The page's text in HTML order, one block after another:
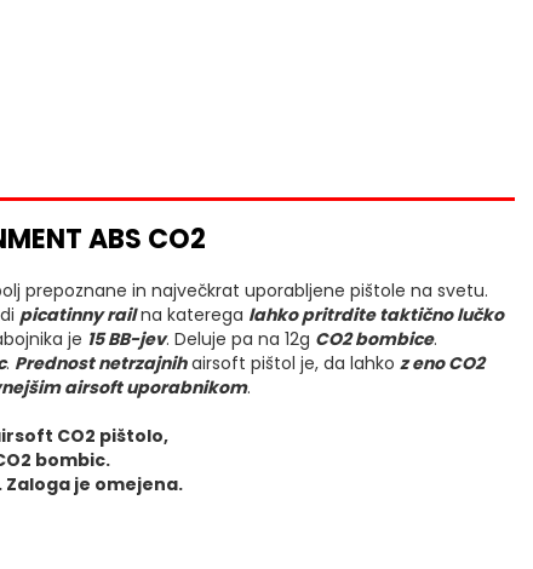
ABS CO2
prepoznane in največkrat uporabljene pištole na svetu.
picatinny railna katerega lahko pritrdite taktično lučko
je 15 BB-jev. Deluje pa na 12g CO2 bombice.
. Prednost netrzajnihairsoft pištol je, da lahko z eno CO2
airsoft uporabnikom.
CO2 pištolo,
bombic.
je omejena.